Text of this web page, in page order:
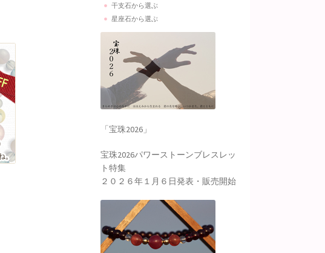
干支石から選ぶ
星座石から選ぶ
「宝珠2026」
宝珠2026パワーストーンブレスレッ
ト特集
２０２６年１月６日発表・販売開始